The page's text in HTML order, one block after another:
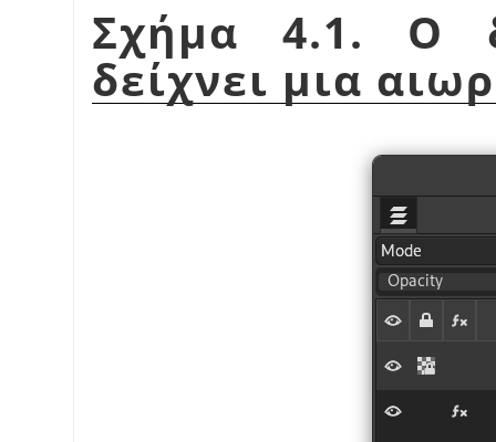
Σχήμα 4.1. Ο
δείχνει μια